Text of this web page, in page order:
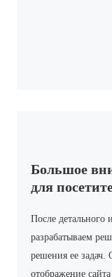
Большое
для
После детального
разрабатываем
решения ее задач.
отображение